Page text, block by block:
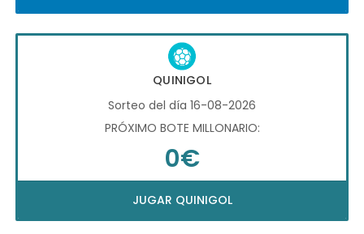
QUINIGOL
Sorteo del día 16-08-2026
PRÓXIMO BOTE MILLONARIO:
0€
JUGAR QUINIGOL